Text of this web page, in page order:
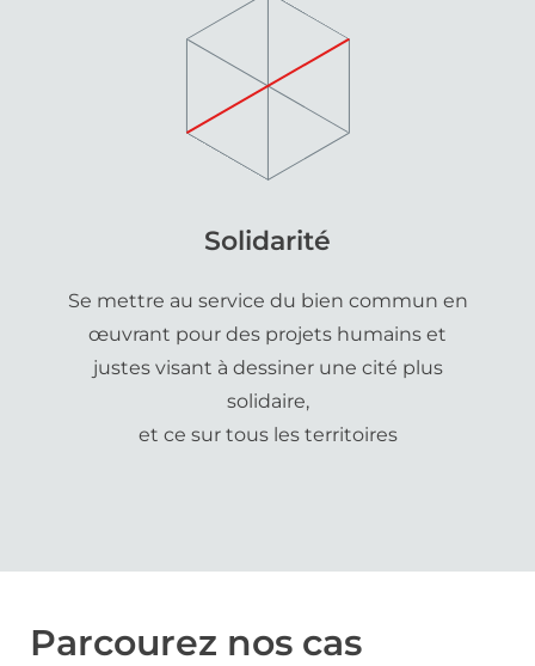
Solidarité
Se mettre au service du bien commun en
œuvrant pour des projets humains et
justes visant à dessiner une cité plus
solidaire,
et ce sur tous les territoires
Parcourez nos cas